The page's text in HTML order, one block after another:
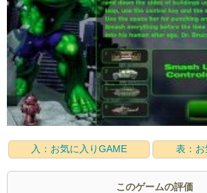
入：お気に入りGAME 表：お
このゲームの評価